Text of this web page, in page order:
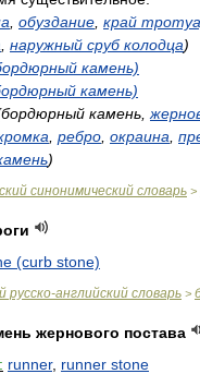
обуздание край
наружный сруб колодца)
камень)
камень)
камень,
ребро окраина
)
синонимический словарь >
(curb stone)
русско-английский словарь >
жернового постава
runner, runner stone